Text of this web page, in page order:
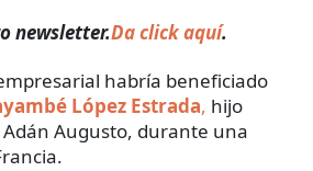
newsletter.Da click aquí.
habría beneficiado
López Estrada, hijo
Augusto, durante una